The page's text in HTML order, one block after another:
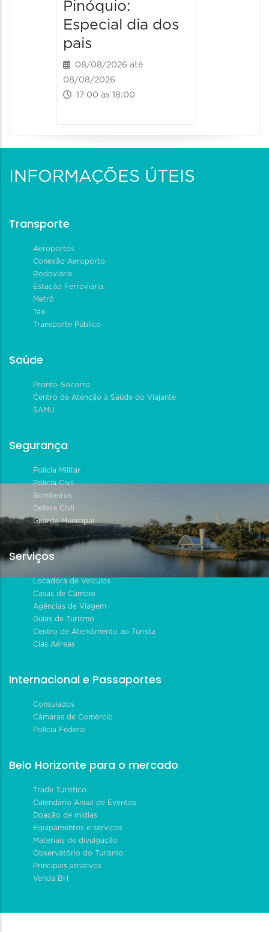
Pinóquio:
Especial dia dos
pais
08/08/2026 até
08/08/2026
17:00 às 18:00
INFORMAÇÕES ÚTEIS
Transporte
Aeroportos
Conexão Aeroporto
Rodoviária
Estação Ferroviária
Metrô
Táxi
Transporte Público
Saúde
Pronto-Socorro
Centro de Atenção à Saúde do Viajante
SAMU
Segurança
Polícia Militar
Polícia Civil
Bombeiros
Defesa Civil
Guarda Municipal
Serviços
Locadora de Veículos
Casas de Câmbio
Agências de Viagem
Guias de Turismo
Centro de Atendimento ao Turista
Cias Aéreas
Internacional e Passaportes
Consulados
Câmaras de Comércio
Polícia Federal
Belo Horizonte para o mercado
Trade Turístico
Calendário Anual de Eventos
Doação de mídias
Equipamentos e serviços
Materiais de divulgação
Observatório do Turismo
Principais atrativos
Venda BH